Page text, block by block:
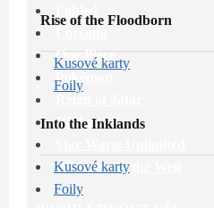
One Piece
Pokémon
Riftbound
Whispers in the Well
Rise of the Floodborn
Kusové karty
Foily
Into the Inklands
Kusové karty
Foily